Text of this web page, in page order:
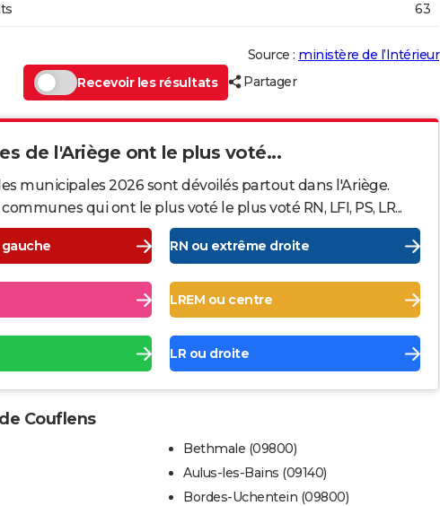
63
Source : ministère de l’Intérieur
Recevoir les résultats
Partager
de l'Ariège ont le plus voté...
municipales 2026 sont dévoilés partout dans l'Ariège.
qui ont le plus voté le plus voté RN, LFI, PS, LR...
RN ou extrême droite
LREM ou centre
LR ou droite
Couflens
Bethmale (09800)
Aulus-les-Bains (09140)
Bordes-Uchentein (09800)